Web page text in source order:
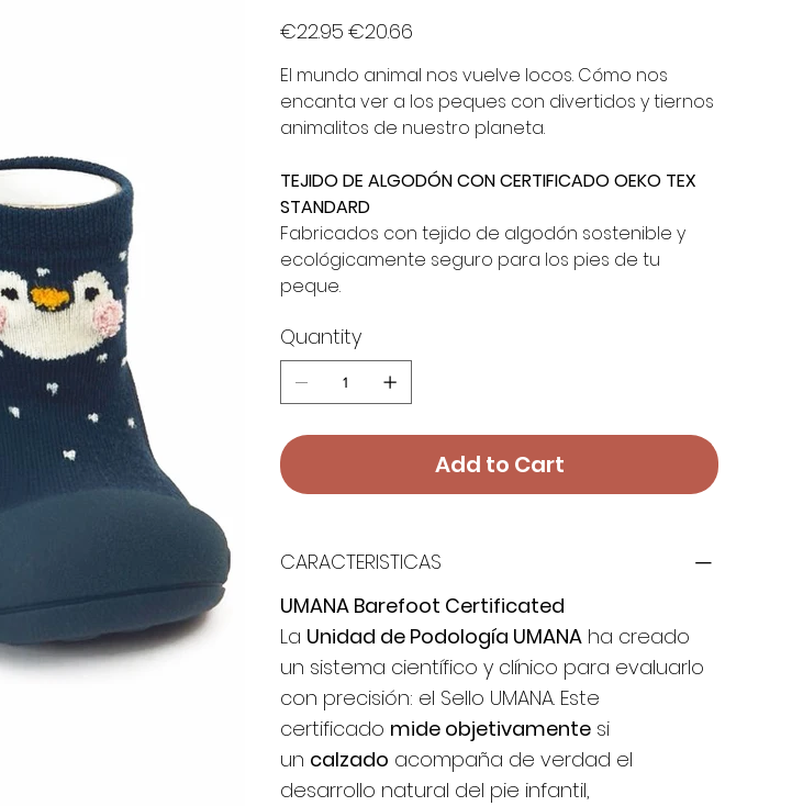
price
€22.95 price
€20.66
El mundo animal nos vuelve locos. Cómo nos
encanta ver a los peques con divertidos y tiernos
animalitos de nuestro planeta.
TEJIDO DE ALGODÓN CON CERTIFICADO OEKO TEX
STANDARD
Fabricados con tejido de algodón sostenible y
ecológicamente seguro para los pies de tu
peque.
Quantity
Add to Cart
CARACTERISTICAS
UMANA Barefoot Certificated
La Unidad de Podología UMANAha creado
un sistema científico y clínico para evaluarlo
con precisión: el Sello UMANA. Este
certificado mide objetivamentesi
un calzado acompaña de verdad el
desarrollo natural del pie infantil,